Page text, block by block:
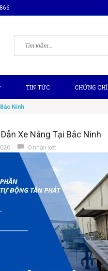
TIN TỨC CHỨNG CHỈ
Ninh
Xe Nâng Tại Bắc Ninh
0 nhận xét